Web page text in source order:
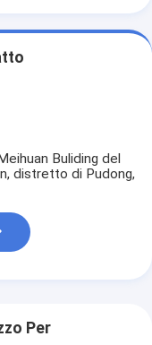
Buliding del
distretto di Pudong,
Per